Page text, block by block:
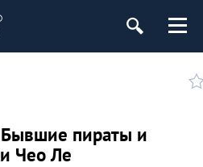
пираты и
Чео Ле